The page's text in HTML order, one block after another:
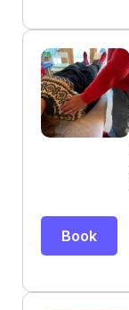
Book